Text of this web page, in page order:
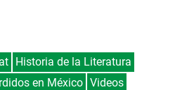
Historia de la Literatura
en México Videos